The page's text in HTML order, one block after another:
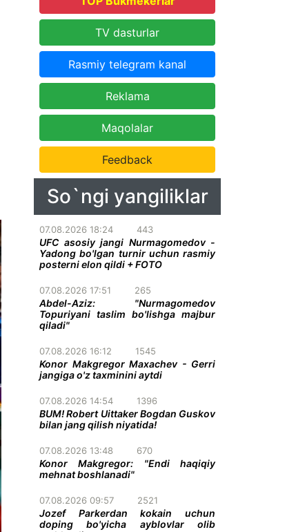
TV dasturlar
Rasmiy telegram kanal
Reklama
Maqolalar
Feedback
So`ngi yangiliklar
07.08.2026 18:24 443
UFC asosiy jangi Nurmagomedov -
Yadong bo'lgan turnir uchun rasmiy
posterni elon qildi + FOTO
07.08.2026 17:51 265
Abdel-Aziz: "Nurmagomedov
Topuriyani taslim bo'lishga majbur
qiladi"
07.08.2026 16:12 1545
Konor Makgregor Maxachev - Gerri
jangiga o'z taxminini aytdi
07.08.2026 14:54 1396
BUM! Robert Uittaker Bogdan Guskov
bilan jang qilish niyatida!
07.08.2026 13:48 670
Konor Makgregor: "Endi haqiqiy
mehnat boshlanadi"
07.08.2026 09:57 2521
Jozef Parkerdan kokain uchun
doping bo'yicha ayblovlar olib